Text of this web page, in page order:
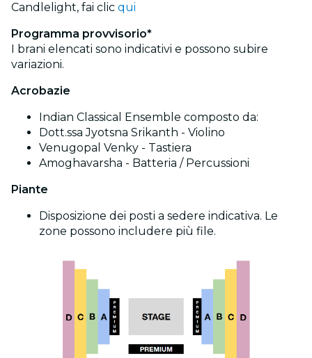
Candlelight, fai clic qui
Programma provvisorio*
I brani elencati sono indicativi e possono subire
variazioni.
Acrobazie
Indian Classical Ensemble composto da:
Dott.ssa Jyotsna Srikanth - Violino
Venugopal Venky - Tastiera
Amoghavarsha - Batteria / Percussioni
Piante
Disposizione dei posti a sedere indicativa. Le
zone possono includere più file.